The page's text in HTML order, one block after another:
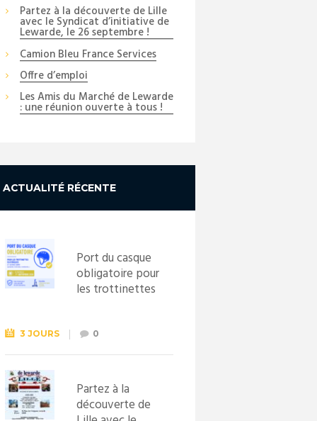
Partez à la découverte de Lille
avec le Syndicat d’initiative de
Lewarde, le 26 septembre !
Camion Bleu France Services
Offre d’emploi
Les Amis du Marché de Lewarde
: une réunion ouverte à tous !
ACTUALITÉ RÉCENTE
Port du casque
obligatoire pour
les trottinettes
septembre
2026
3 JOURS 0
Partez à la
découverte de